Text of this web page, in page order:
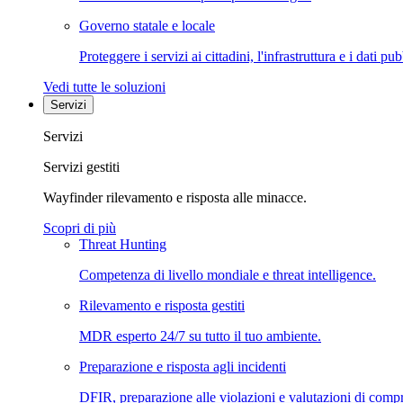
Governo statale e locale
Proteggere i servizi ai cittadini, l'infrastruttura e i dati
Vedi tutte le soluzioni
Servizi
Servizi
Servizi gestiti
Wayfinder rilevamento e risposta alle minacce.
Scopri di più
Threat Hunting
Competenza di livello mondiale e threat intelligence.
Rilevamento e risposta gestiti
MDR esperto 24/7 su tutto il tuo ambiente.
Preparazione e risposta agli incidenti
DFIR, preparazione alle violazioni e valutazioni di